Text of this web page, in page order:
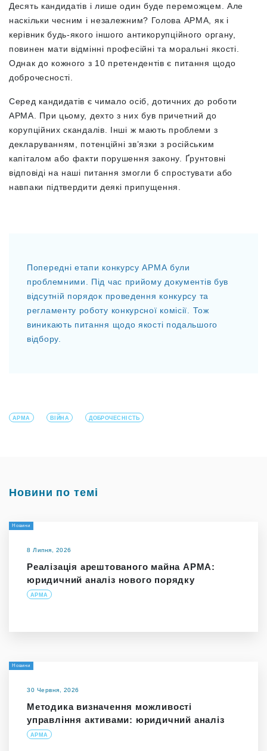
Десять кандидатів і лише один буде переможцем. Але
наскільки чесним і незалежним? Голова АРМА, як і
керівник будь-якого іншого антикорупційного органу,
повинен мати відмінні професійні та моральні якості.
Однак до кожного з 10 претендентів є питання щодо
доброчесності.
Серед кандидатів є чимало осіб, дотичних до роботи
АРМА. При цьому, дехто з них був причетний до
корупційних скандалів. Інші ж мають проблеми з
декларуванням, потенційні зв’язки з російським
капіталом або факти порушення закону. Ґрунтовні
відповіді на наші питання змогли б спростувати або
навпаки підтвердити деякі припущення.
Попередні етапи конкурсу АРМА були
проблемними. Під час прийому документів був
відсутній порядок проведення конкурсу та
регламенту роботу конкурсної комісії. Тож
виникають питання щодо якості подальшого
відбору.
АРМА ВІЙНА ДОБРОЧЕСНІСТЬ
Новини по темі
Новини
8 Липня, 2026
Реалізація арештованого майна АРМА:
юридичний аналіз нового порядку
АРМА
Новини
30 Червня, 2026
Методика визначення можливості
управління активами: юридичний аналіз
АРМА